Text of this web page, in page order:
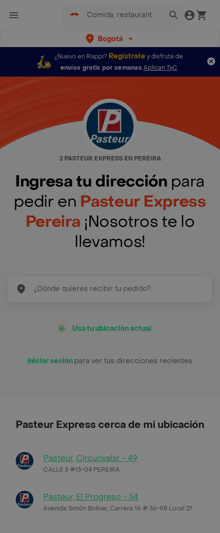
Bogotá
¿Nuevo en Rappi? Regístratey disfruta de
envíos gratis por semanas Aplican TyC
2 PASTEUR EXPRESS EN PEREIRA
Ingresa tu dirección para
pedir en Pasteur Express
Pereira ¡Nosotros te lo
llevamos!
Usa tu ubicación actual
Iniciar sesión para ver tus direcciones recientes
Pasteur Express cerca de mi ubicación
Pasteur, Circunvalar - 49
CALLE 3 #13-04 PEREIRA
Pasteur, El Progreso - 54
Avenida Simón Bolívar, Carrera 16 # 36-98 Local 21